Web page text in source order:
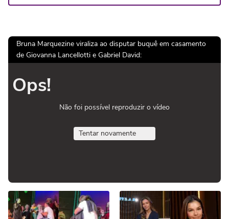
Bruna Marquezine viraliza ao disputar buquê em casamento
de Giovanna Lancellotti e Gabriel David:
Ops!
Não foi possível reproduzir o vídeo
Tentar novamente